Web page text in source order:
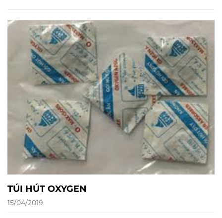
TÚI HÚT OXYGEN
15/04/2019